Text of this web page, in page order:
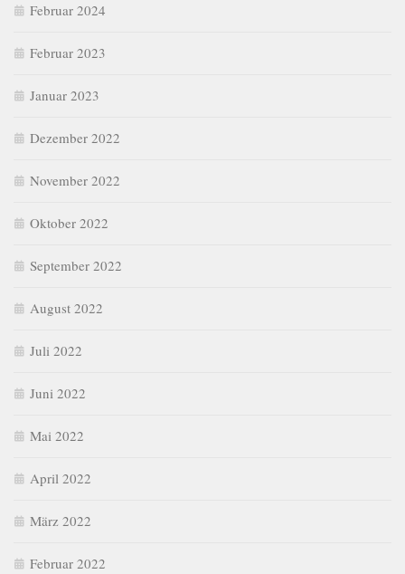
Februar 2024
Februar 2023
Januar 2023
Dezember 2022
November 2022
Oktober 2022
September 2022
August 2022
Juli 2022
Juni 2022
Mai 2022
April 2022
März 2022
Februar 2022